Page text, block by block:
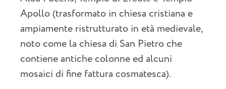
Apollo (trasformato in chiesa cristiana e
ampiamente ristrutturato in età medievale,
noto come la chiesa di San Pietro che
contiene antiche colonne ed alcuni
mosaici di fine fattura cosmatesca).